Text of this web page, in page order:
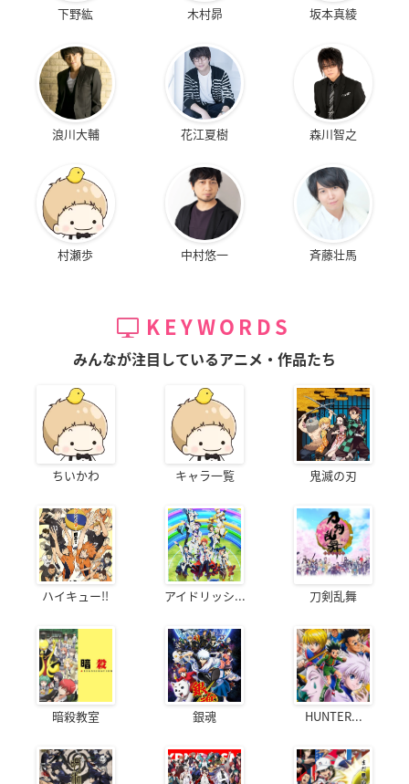
下野紘 木村昴 坂本真綾
浪川大輔 花江夏樹 森川智之
村瀬歩 中村悠一 斉藤壮馬
KEYWORDS
みんなが注目しているアニメ・作品たち
ちいかわ キャラ一覧 鬼滅の刃
ハイキュー!! アイドリッシ... 刀剣乱舞
暗殺教室 銀魂 HUNTER...